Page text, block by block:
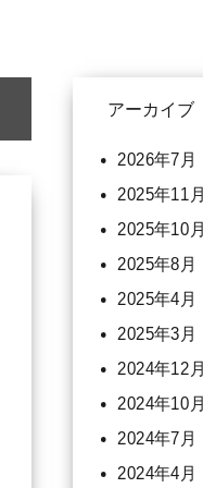
アーカイブ
2026年7月
2025年11月
2025年10月
2025年8月
2025年4月
2025年3月
2024年12月
2024年10月
2024年7月
2024年4月